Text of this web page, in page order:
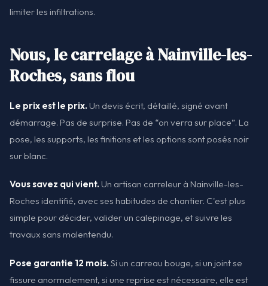
limiter les infiltrations.
Nous, le carrelage à Nainville-les-
Roches, sans flou
Le prix est le prix. Un devis écrit, détaillé, signé avant
démarrage. Pas de surprise. Pas de “on verra sur place”. La
pose, les supports, les finitions et les options sont posés noir
sur blanc.
Vous savez qui vient. Un artisan carreleur à Nainville-les-
Roches identifié, avec ses habitudes de chantier. C'est plus
simple pour décider, valider un calepinage, et suivre les
travaux sans malentendu.
Pose garantie 12 mois. Si un carreau bouge, si un joint se
fissure anormalement, si une reprise est nécessaire, elle est